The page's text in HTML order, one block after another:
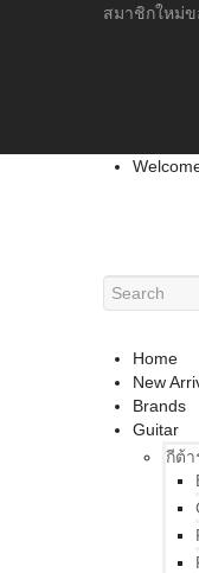
สมาชิกใหม่ข
Home
New
Brands
Guitar
กีต้า